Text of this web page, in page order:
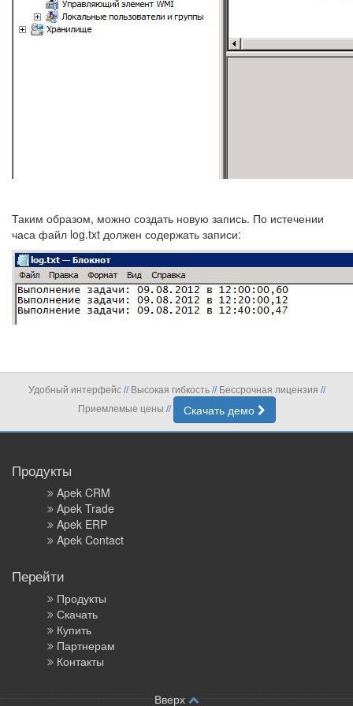
Таким образом, можно создать новую запись. По истечении
часа файл log.txt должен содержать записи:
Удобный интерфейс//Высокая гибкость//Бессрочная лицензия //
Приемлемые цены // Скачать демо
Продукты
Apek CRM
Apek Trade
Apek ERP
Apek Contact
Перейти
Продукты
Скачать
Купить
Партнерам
Контакты
Вверх